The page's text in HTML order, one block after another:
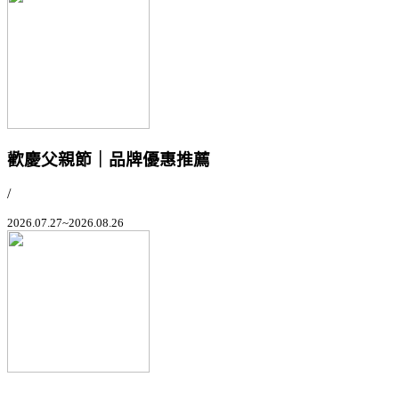
歡慶父親節｜品牌優惠推薦
/
2026.07.27~2026.08.26